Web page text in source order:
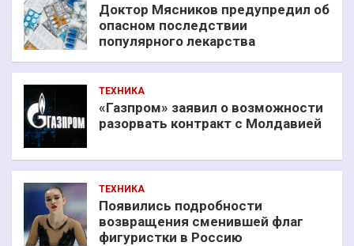
Доктор Мясников предупредил об
опасном последствии
популярного лекарства
ТЕХНИКА
«Газпром» заявил о возможности
разорвать контракт с Молдавией
ТЕХНИКА
Появились подробности
возвращения сменившей флаг
фигуристки в Россию